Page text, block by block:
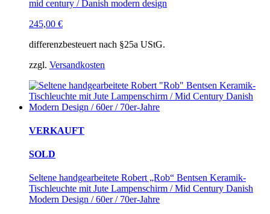
mid century / Danish modern design
245,00 €
differenzbesteuert nach §25a UStG.
zzgl. Versandkosten
VERKAUFT
SOLD
Seltene handgearbeitete Robert „Rob“ Bentsen Keramik-
Tischleuchte mit Jute Lampenschirm / Mid Century Danish
Modern Design / 60er / 70er-Jahre